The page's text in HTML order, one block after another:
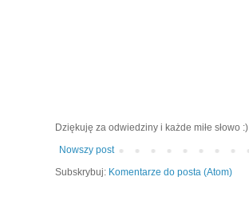
Dziękuję za odwiedziny i każde miłe słowo :)
Nowszy post
Subskrybuj: Komentarze do posta (Atom)